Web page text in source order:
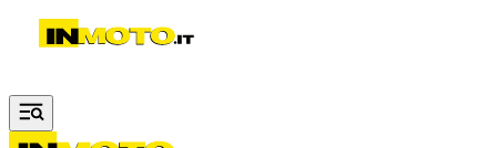
Vai al contenuto principale